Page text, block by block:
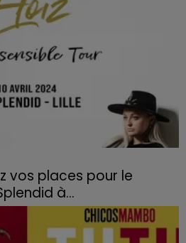
vos places pour le
à...